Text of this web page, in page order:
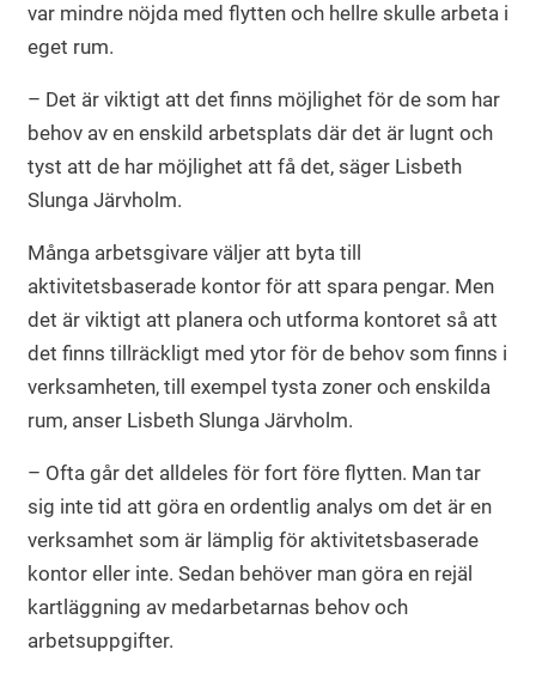
var mindre nöjda med flytten och hellre skulle arbeta i
eget rum.
– Det är viktigt att det finns möjlighet för de som har
behov av en enskild arbetsplats där det är lugnt och
tyst att de har möjlighet att få det, säger Lisbeth
Slunga Järvholm.
Många arbetsgivare väljer att byta till
aktivitetsbaserade kontor för att spara pengar. Men
det är viktigt att planera och utforma kontoret så att
det finns tillräckligt med ytor för de behov som finns i
verksamheten, till exempel tysta zoner och enskilda
rum, anser Lisbeth Slunga Järvholm.
– Ofta går det alldeles för fort före flytten. Man tar
sig inte tid att göra en ordentlig analys om det är en
verksamhet som är lämplig för aktivitetsbaserade
kontor eller inte. Sedan behöver man göra en rejäl
kartläggning av medarbetarnas behov och
arbetsuppgifter.